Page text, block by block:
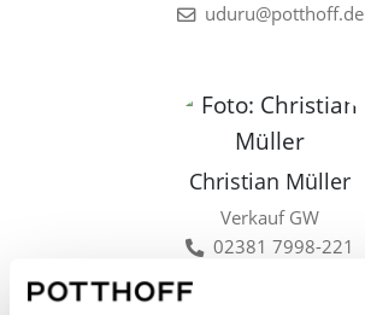
uduru@potthoff.de
Christian Müller
Verkauf GW
02381 7998-221